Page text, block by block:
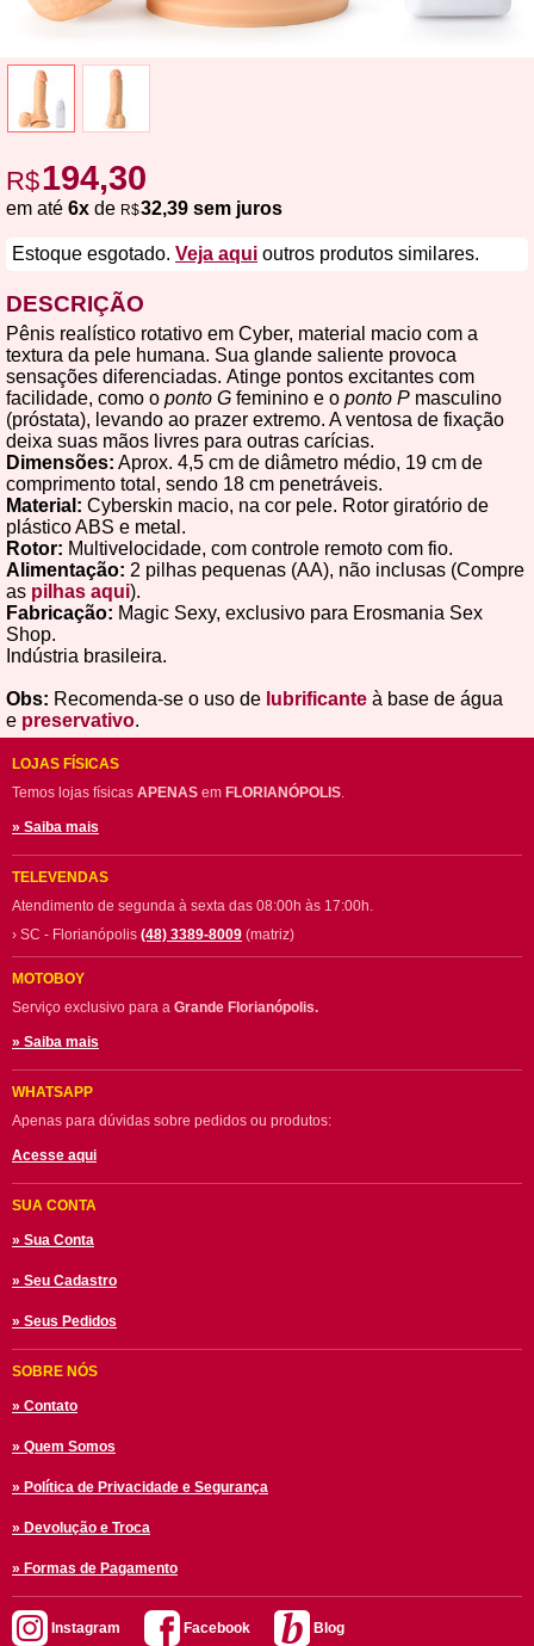
R$194,30
em até 6x de R$32,39 sem juros
Estoque esgotado. Veja aqui outros produtos similares.
DESCRIÇÃO
Pênis realístico rotativo em Cyber, material macio com a
textura da pele humana. Sua glande saliente provoca
sensações diferenciadas. Atinge pontos excitantes com
facilidade, como o ponto G feminino e o ponto P masculino
(próstata), levando ao prazer extremo. A ventosa de fixação
deixa suas mãos livres para outras carícias.
Dimensões: Aprox. 4,5 cm de diâmetro médio, 19 cm de
comprimento total, sendo 18 cm penetráveis.
Material: Cyberskin macio, na cor pele. Rotor giratório de
plástico ABS e metal.
Rotor: Multivelocidade, com controle remoto com fio.
Alimentação: 2 pilhas pequenas (AA), não inclusas (Compre
as pilhas aqui).
Fabricação: Magic Sexy, exclusivo para Erosmania Sex
Shop.
Indústria brasileira.
Obs: Recomenda-se o uso de lubrificante à base de água
e preservativo.
LOJAS FÍSICAS
Temos lojas físicas APENAS em FLORIANÓPOLIS.
» Saiba mais
TELEVENDAS
Atendimento de segunda à sexta das 08:00h às 17:00h.
› SC - Florianópolis (48) 3389-8009 (matriz)
MOTOBOY
Serviço exclusivo para a Grande Florianópolis.
» Saiba mais
WHATSAPP
Apenas para dúvidas sobre pedidos ou produtos:
Acesse aqui
SUA CONTA
» Sua Conta
» Seu Cadastro
» Seus Pedidos
SOBRE NÓS
» Contato
» Quem Somos
» Política de Privacidade e Segurança
» Devolução e Troca
» Formas de Pagamento
Instagram Facebook Blog